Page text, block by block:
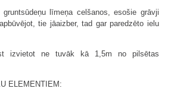
līmeņa celšanos, esošie grāvji
tie jāaizber, tad gar paredzēto ielu
izvietot ne tuvāk kā 1,5m no pilsētas
ELEMENTIEM: